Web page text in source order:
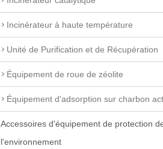
Incinérateur à haute température
Unité de Purification et de Récupération
Équipement de roue de zéolite
Équipement d'adsorption sur charbon
Accessoires d'équipement de protection
l'environnement